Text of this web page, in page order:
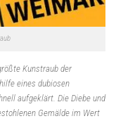
Kunstraub der
eines dubiosen
aufgeklärt. Die Diebe und
Gemälde im Wert